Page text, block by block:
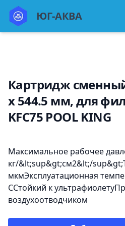
ЮГ АкваЮГ-АКВА
Картридж
х 544.5 мм, для
KFC75 POOL KING
Описание
Максимальное рабочее
кг/&lt;sup&gt;см2&lt;/
мкмЭксплуатационная
ССтойкий к
воздухоотводчиком